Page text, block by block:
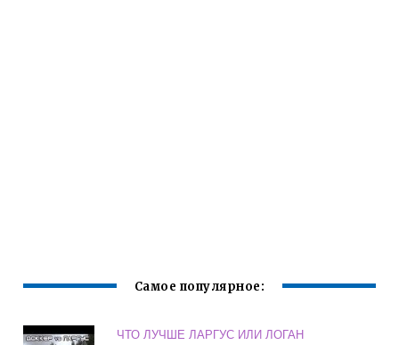
Самое популярное:
ЧТО ЛУЧШЕ ЛАРГУС ИЛИ ЛОГАН